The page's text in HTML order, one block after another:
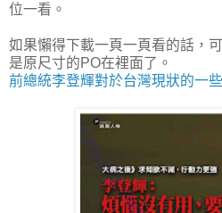
位一看。
如果懶得下載一頁一頁看的話，
是原尺寸的PO在裡面了。
前總統李登輝對於台灣現狀的一